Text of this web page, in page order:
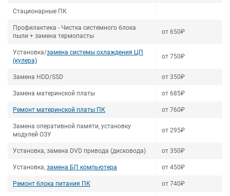
Стационарные ПК
Профилактика - Чистка системного блока
пыли + замена термопасты
от 650₽
Установка/замена системы охлаждения ЦП
(кулера)
от 750₽
Замена HDD/SSD от 350₽
Замена материнской платы от 685₽
Ремонт материнской платы ПК от 760₽
Замена оперативной памяти, установку
модулей ОЗУ
от 295₽
Установка, замена DVD привода (дисковода) от 350₽
Установка, замена БП компьютера от 450₽
Ремонт блока питания ПК от 740₽